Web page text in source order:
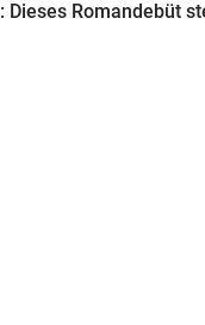
Dieses Romandebüt